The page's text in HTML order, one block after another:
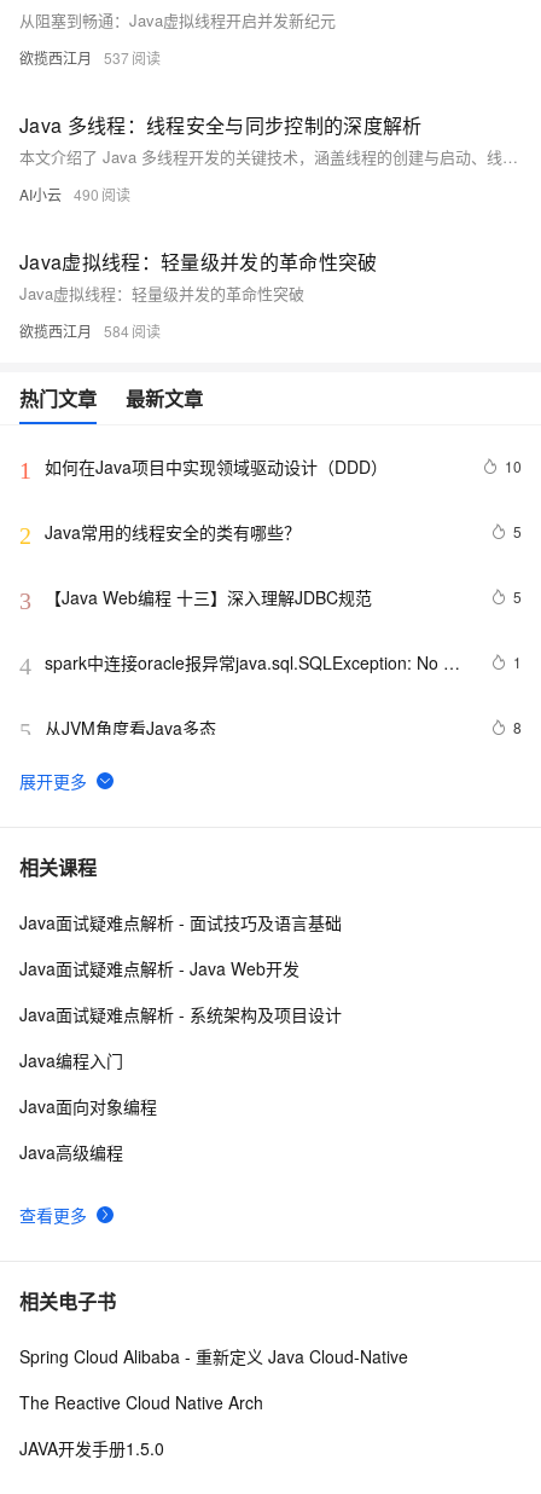
从阻塞到畅通：Java虚拟线程开启并发新纪元
欲揽西江月 537
Java 多线程：线程安全与同步控制的深度解析
本文介绍了 Java 多线程开发的关键技术，涵盖线程的创建与启动、线程安全问题及其解决方案，包括 synchronized 关键字、原子类和线程间通信机制。通过示例代码讲解了多线程编程中的常见问题与优化方法，帮助开发者提升程序性能与稳定性。
AI小云 490
Java虚拟线程：轻量级并发的革命性突破
Java虚拟线程：轻量级并发的革命性突破
欲揽西江月 584
热门文章 最新文章
1 如何在Java项目中实现领域驱动设计（DDD） 10
2 Java常用的线程安全的类有哪些？ 5
3 【Java Web编程 十三】深入理解JDBC规范 5
4 spark中连接oracle报异常java.sql.SQLException: No
1
5 从JVM角度看Java多态 8
6 WebKit  上的JS直接使用Java Bean
7 Java 图书管理系统详解
8 Java线程：新特征-原子量
10java 中的多线程   内部类实现 数据共享 和 Runnable实
相关课程
查看更多
Java面试疑难点解析 - 面试技巧及语言基础
Java面试疑难点解析 - Java Web开发
Java面试疑难点解析 - 系统架构及项目设计
Java编程入门
Java面向对象编程
Java高级编程
相关电子书
Spring Cloud Alibaba - 重新定义 Java Cloud-Native
The Reactive Cloud Native Arch
JAVA开发手册1.5.0